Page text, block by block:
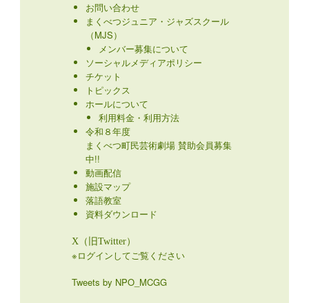
お問い合わせ
まくべつジュニア・ジャズスクール
（MJS）
メンバー募集について
ソーシャルメディアポリシー
チケット
トピックス
ホールについて
利用料金・利用方法
令和８年度
まくべつ町民芸術劇場 賛助会員募集
中!!
動画配信
施設マップ
落語教室
資料ダウンロード
X（旧Twitter）
※ログインしてご覧ください
Tweets by NPO_MCGG